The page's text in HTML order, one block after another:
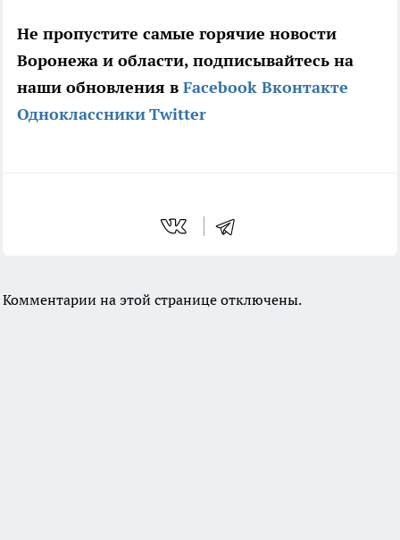
Не пропустите самые горячие новости
Воронежа и области, подписывайтесь на
наши обновления в Facebook Вконтакте
ОдноклассникиTwitter
Комментарии на этой странице отключены.